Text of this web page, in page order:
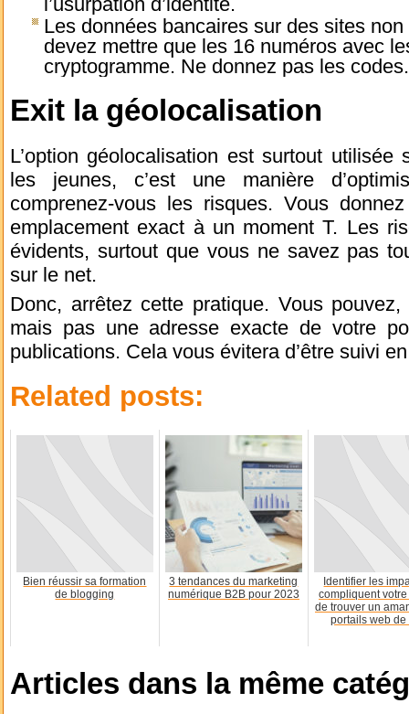
Les données bancaires sur des sites
devez mettre que les 16 numéros avec
cryptogramme. Ne donnez pas les codes.
Exit la géolocalisation
L’option géolocalisation est surtout
les jeunes, c’est une manière
comprenez-vous les risques. Vous
emplacement exact à un moment T. Les
évidents, surtout que vous ne savez pas
sur le net.
Donc, arrêtez cette pratique. Vous
mais pas une adresse exacte de votre
publications. Cela vous évitera d’être suivi
Related posts:
Bien réussir sa formation
de blogging
3 tendances du marketing
numérique B2B pour 2023
Identifier les
compliquent
de trouver un
portails web de
Articles dans la même